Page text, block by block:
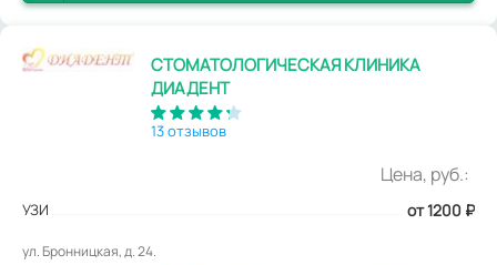
СТОМАТОЛОГИЧЕСКАЯ КЛИНИКА
ДИАДЕНТ
13 отзывов
Цена, руб.:
УЗИ от 1200 ₽
ул. Бронницкая, д. 24.